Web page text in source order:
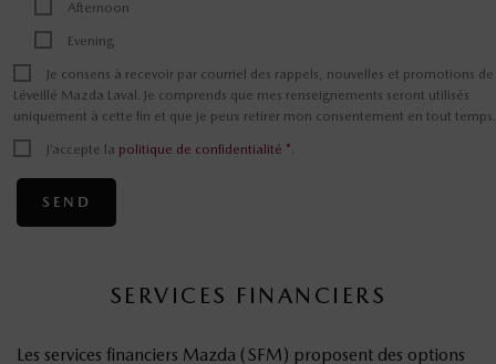
Afternoon
Evening
Je consens à recevoir par courriel des rappels, nouvelles et promotions de
Léveillé Mazda Laval. Je comprends que mes renseignements seront utilisés
uniquement à cette fin et que je peux retirer mon consentement en tout temps.
J’accepte la politique de confidentialité *.
SERVICES FINANCIERS
Les services financiers Mazda (SFM) proposent des options